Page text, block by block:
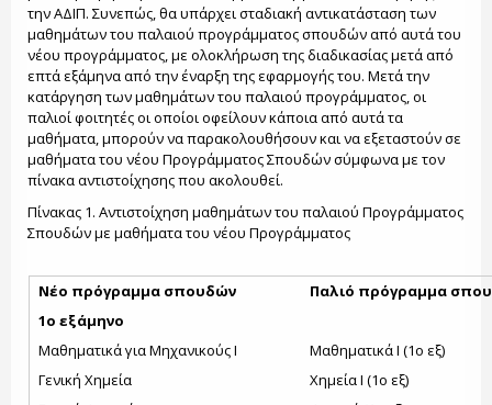
την ΑΔΙΠ. Συνεπώς, θα υπάρχει σταδιακή αντικατάσταση των
μαθημάτων του παλαιού προγράμματος σπουδών από αυτά του
νέου προγράμματος, με ολοκλήρωση της διαδικασίας μετά από
επτά εξάμηνα από την έναρξη της εφαρμογής του. Μετά την
κατάργηση των μαθημάτων του παλαιού προγράμματος, οι
παλιοί φοιτητές οι οποίοι οφείλουν κάποια από αυτά τα
μαθήματα, μπορούν να παρακολουθήσουν και να εξεταστούν σε
μαθήματα του νέου Προγράμματος Σπουδών σύμφωνα με τον
πίνακα αντιστοίχησης που ακολουθεί.
Πίνακας 1. Αντιστοίχηση μαθημάτων του παλαιού Προγράμματος
Σπουδών με μαθήματα του νέου Προγράμματος
Νέο πρόγραμμα σπουδών
Παλιό πρόγραμμα
1ο εξάμηνο
Μαθηματικά για Μηχανικούς Ι
Μαθηματικά Ι (1ο εξ)
Γενική Χημεία
Χημεία Ι (1ο εξ)